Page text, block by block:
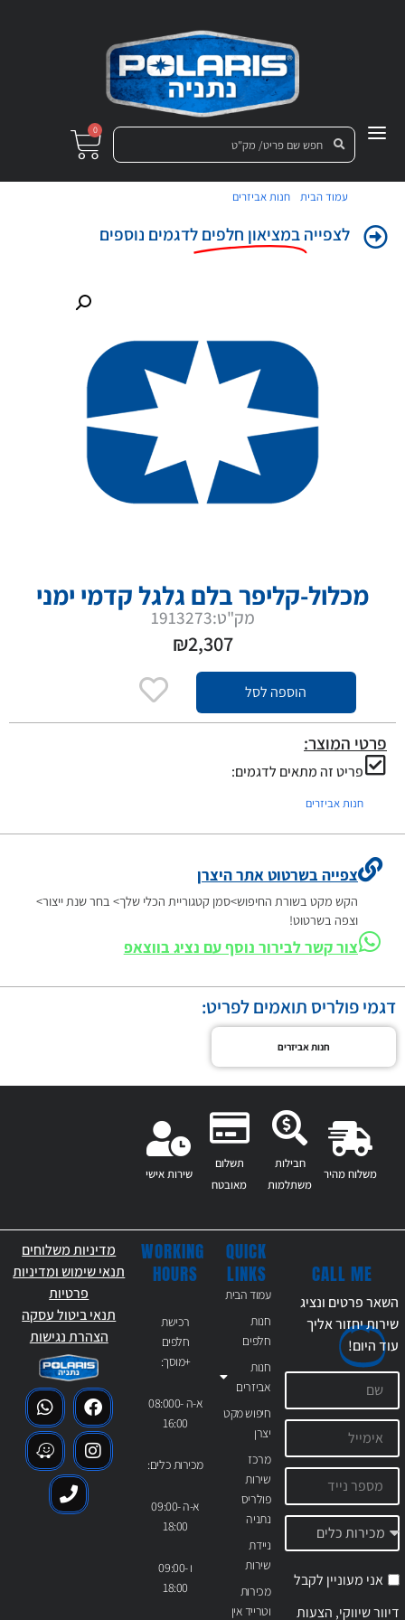
0
עמוד הבית חנות אביזרים
לצפייהבמציאון חלפים לדגמים נוספים
מכלול-קליפר בלם גלגל קדמי ימני
מק"ט:1913273
₪2,307
הוספה לסל
פרטי המוצר:
פריט זה מתאים לדגמים:
חנות אביזרים
צפייה בשרטוט אתר היצרן
הקש מקט בשורת החיפוש>סמן קטגוריית הכלי שלך> בחר שנת ייצור>
וצפה בשרטוט!
צור קשר לבירור נוסף עם נציג בווצאפ
דגמי פולריס תואמים לפריט:
חנות אביזרים
משלוח מהיר
חבילות
משתלמות
תשלום
מאובטח
שירות אישי
QUICK
LINKS
עמוד הבית
חנות
חלפים
חנות
אביזרים
חיפוש מקט
יצרן
מרכז
שירות
פולריס
נתניה
ניידת
שירות
מכירות
וטרייד אין
WORKING
HOURS
רכישת
חלפים
+מוסך:
א-ה 08:000-
16:00
מכירות כלים:
א-ה 09:00-
18:00
ו 09:00-
18:00
CALL ME
השאר פרטים ונציג
שירות יחזור אליך
עודהיום!
אני מעוניין לקבל
דיוור שיווקי, הצעות
מדיניות משלוחים
תנאי שימוש ומדיניות
פרטיות
תנאי ביטול עסקה
הצהרת נגישות